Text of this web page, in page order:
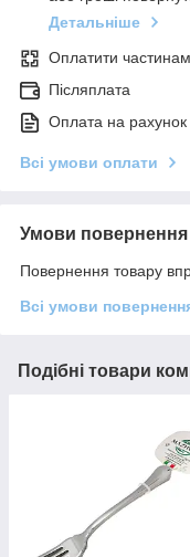
Детальніше
Оплатити
Післяплата
Оплата на рахунок
Всі умови оплати
Умови повернення
Повернення товару
Всі умови
Подібні товари